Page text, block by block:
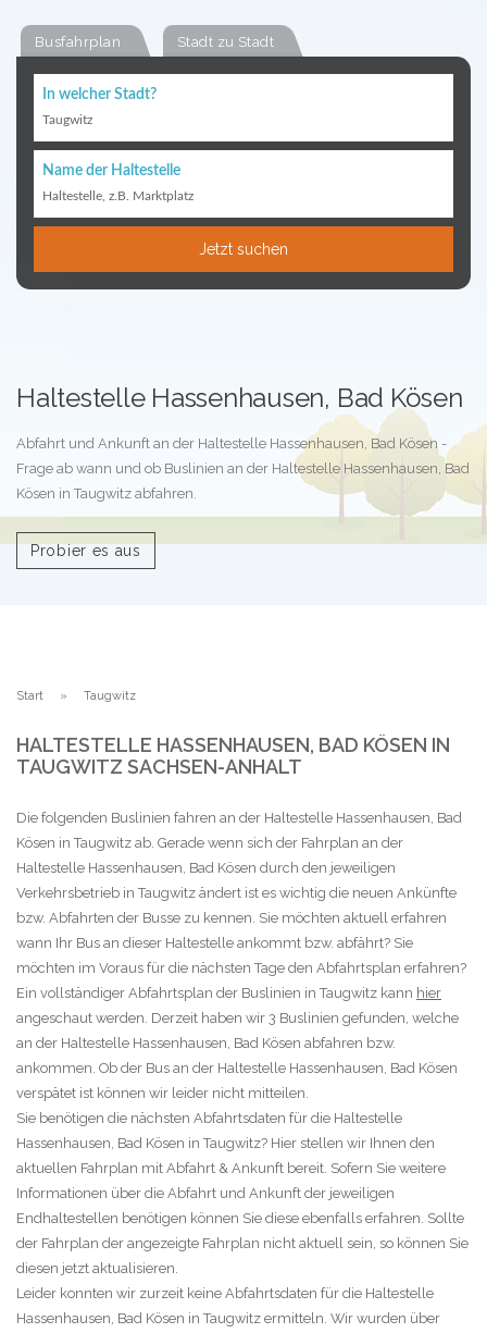
Busfahrplan Stadt zu Stadt
In welcher Stadt?
Taugwitz
Name der Haltestelle
Haltestelle, z.B. Marktplatz
Jetzt suchen
Haltestelle Hassenhausen, Bad Kösen
Abfahrt und Ankunft an der Haltestelle Hassenhausen, Bad Kösen -
Frage ab wann und ob Buslinien an der Haltestelle Hassenhausen, Bad
Kösen in Taugwitz abfahren.
Probier es aus
Start Taugwitz
HALTESTELLE HASSENHAUSEN, BAD KÖSEN IN
TAUGWITZ SACHSEN-ANHALT
Die folgenden Buslinien fahren an der Haltestelle Hassenhausen, Bad
Kösen in Taugwitz ab. Gerade wenn sich der Fahrplan an der
Haltestelle Hassenhausen, Bad Kösen durch den jeweiligen
Verkehrsbetrieb in Taugwitz ändert ist es wichtig die neuen Ankünfte
bzw. Abfahrten der Busse zu kennen. Sie möchten aktuell erfahren
wann Ihr Bus an dieser Haltestelle ankommt bzw. abfährt? Sie
möchten im Voraus für die nächsten Tage den Abfahrtsplan erfahren?
Ein vollständiger Abfahrtsplan der Buslinien in Taugwitz kann hier
angeschaut werden. Derzeit haben wir 3 Buslinien gefunden, welche
an der Haltestelle Hassenhausen, Bad Kösen abfahren bzw.
ankommen. Ob der Bus an der Haltestelle Hassenhausen, Bad Kösen
verspätet ist können wir leider nicht mitteilen.
Sie benötigen die nächsten Abfahrtsdaten für die Haltestelle
Hassenhausen, Bad Kösen in Taugwitz? Hier stellen wir Ihnen den
aktuellen Fahrplan mit Abfahrt & Ankunft bereit. Sofern Sie weitere
Informationen über die Abfahrt und Ankunft der jeweiligen
Endhaltestellen benötigen können Sie diese ebenfalls erfahren. Sollte
der Fahrplan der angezeigte Fahrplan nicht aktuell sein, so können Sie
diesen jetzt aktualisieren.
Leider konnten wir zurzeit keine Abfahrtsdaten für die Haltestelle
Hassenhausen, Bad Kösen in Taugwitz ermitteln. Wir wurden über